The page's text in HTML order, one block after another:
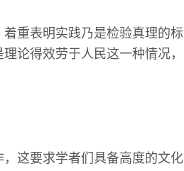
重表明实践乃是检验真理的标
论得效劳于人民这一种情况，
这要求学者们具备高度的文化